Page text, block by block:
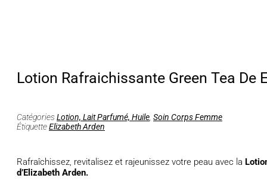
Lotion Rafraichissante Green Tea De
CatégoriesLotion, Lait Parfumé, Huile Soin Corps Femme
ÉtiquetteElizabeth Arden
Rafraîchissez, revitalisez et rajeunissez votre peau avec la
d’Elizabeth Arden.